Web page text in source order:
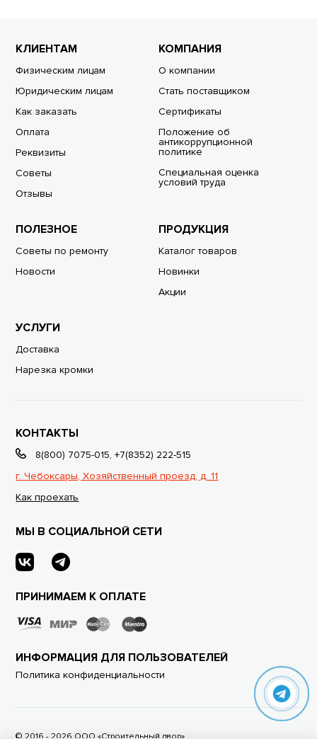
КЛИЕНТАМ
Физическим лицам
Юридическим лицам
Как заказать
Оплата
Реквизиты
Советы
Отзывы
КОМПАНИЯ
О компании
Стать поставщиком
Сертификаты
Положение об
антикоррупционной
политике
Специальная оценка
условий труда
ПОЛЕЗНОЕ
Советы по ремонту
Новости
ПРОДУКЦИЯ
Каталог товаров
Новинки
Акции
УСЛУГИ
Доставка
Нарезка кромки
КОНТАКТЫ
8(800) 7075-015,+7(8352) 222-515
г. Чебоксары, Хозяйственный проезд, д. 11
Как проехать
МЫ В СОЦИАЛЬНОЙ СЕТИ
ПРИНИМАЕМ К ОПЛАТЕ
ИНФОРМАЦИЯ ДЛЯ ПОЛЬЗОВАТЕЛЕЙ
Политика конфиденциальности
© 2016 - 2026 ООО «Строительный двор»